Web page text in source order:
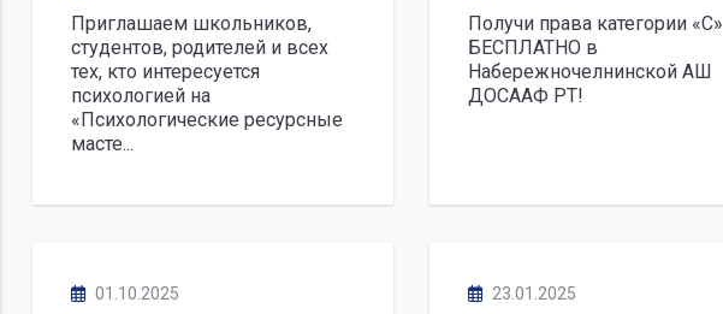
Приглашаем школьников,
студентов, родителей и всех
тех, кто интересуется
психологией на
«Психологические ресурсные
масте...
Получи права категории «С»
БЕСПЛАТНО в
Набережночелнинской АШ
ДОСААФ РТ!
01.10.2025 23.01.2025